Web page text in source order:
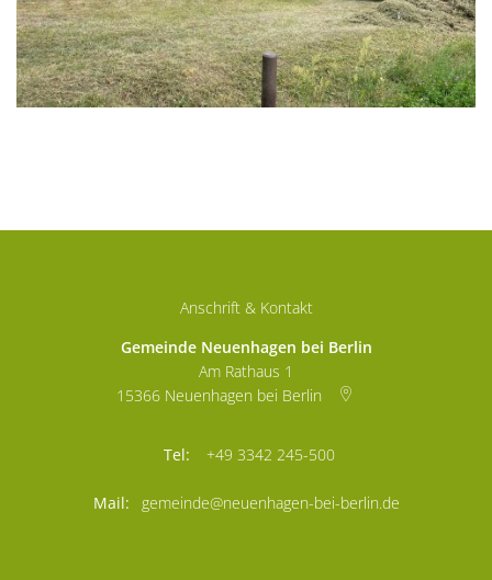
Anschrift & Kontakt
Gemeinde Neuenhagen bei Berlin
Am Rathaus 1
15366 Neuenhagen bei Berlin
+49 3342 245-500
gemeinde@neuenhagen-bei-berlin.de